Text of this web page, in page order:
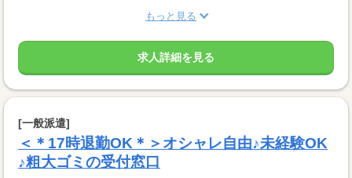
もっと見る
求人詳細を見る
[一般派遣]
＜＊17時退勤OK＊＞オシャレ自由♪未経験OK
♪粗大ゴミの受付窓口